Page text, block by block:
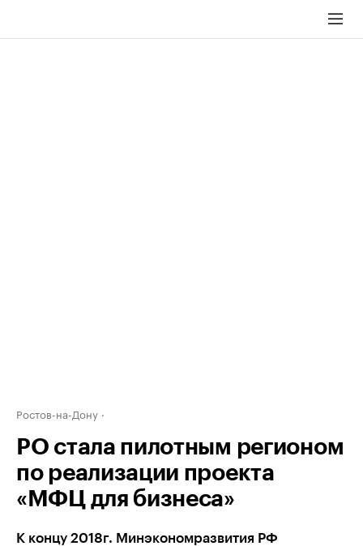
Ростов-на-Дону
РО стала пилотным регионом
по реализации проекта
«МФЦ для бизнеса»
К концу 2018г. Минэкономразвития РФ